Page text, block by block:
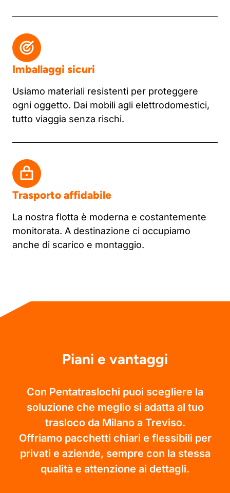
Imballaggi sicuri
Usiamo materiali resistenti per proteggere
ogni oggetto. Dai mobili agli elettrodomestici,
tutto viaggia senza rischi.
Trasporto affidabile
La nostra flotta è moderna e costantemente
monitorata. A destinazione ci occupiamo
anche di scarico e montaggio.
Piani e vantaggi
Con Pentatraslochi puoi scegliere la
soluzione che meglio si adatta al tuo
trasloco da Milano a Treviso.
Offriamo pacchetti chiari e flessibili per
privati e aziende, sempre con la stessa
qualità e attenzione ai dettagli.